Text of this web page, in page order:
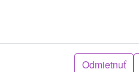
Odmietnuť